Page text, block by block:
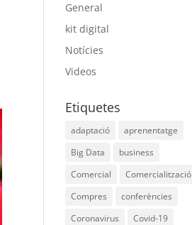
General
kit digital
Notícies
Videos
Etiquetes
adaptació
aprenentatge
Big Data
business
Comercial
Comercialització
Compres
conferències
Coronavirus
Covid-19